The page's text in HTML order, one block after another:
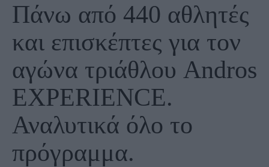
Πάνω από 440 αθλητές
και επισκέπτες για τον
αγώνα τριάθλου Andros
EXPERIENCE.
Αναλυτικά όλο το
πρόγραμμα.